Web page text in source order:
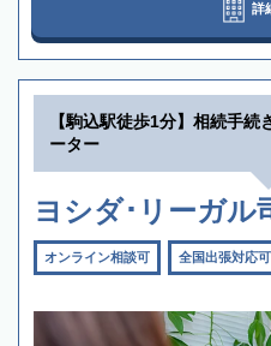
詳
【駒込駅徒歩1分】相続手
ーター
ヨシダ･リーガル
オンライン相談可 全国出張対応可